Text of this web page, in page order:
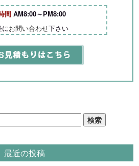
間 AM8:00～PM8:00
にお問い合わせ下さい
最近の投稿